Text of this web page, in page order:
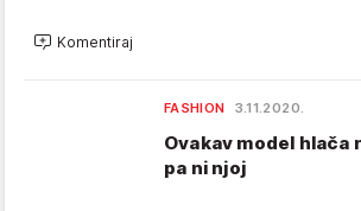
Komentiraj
FASHION 3.11.2020.
Ovakav model hlača
pa ni njoj